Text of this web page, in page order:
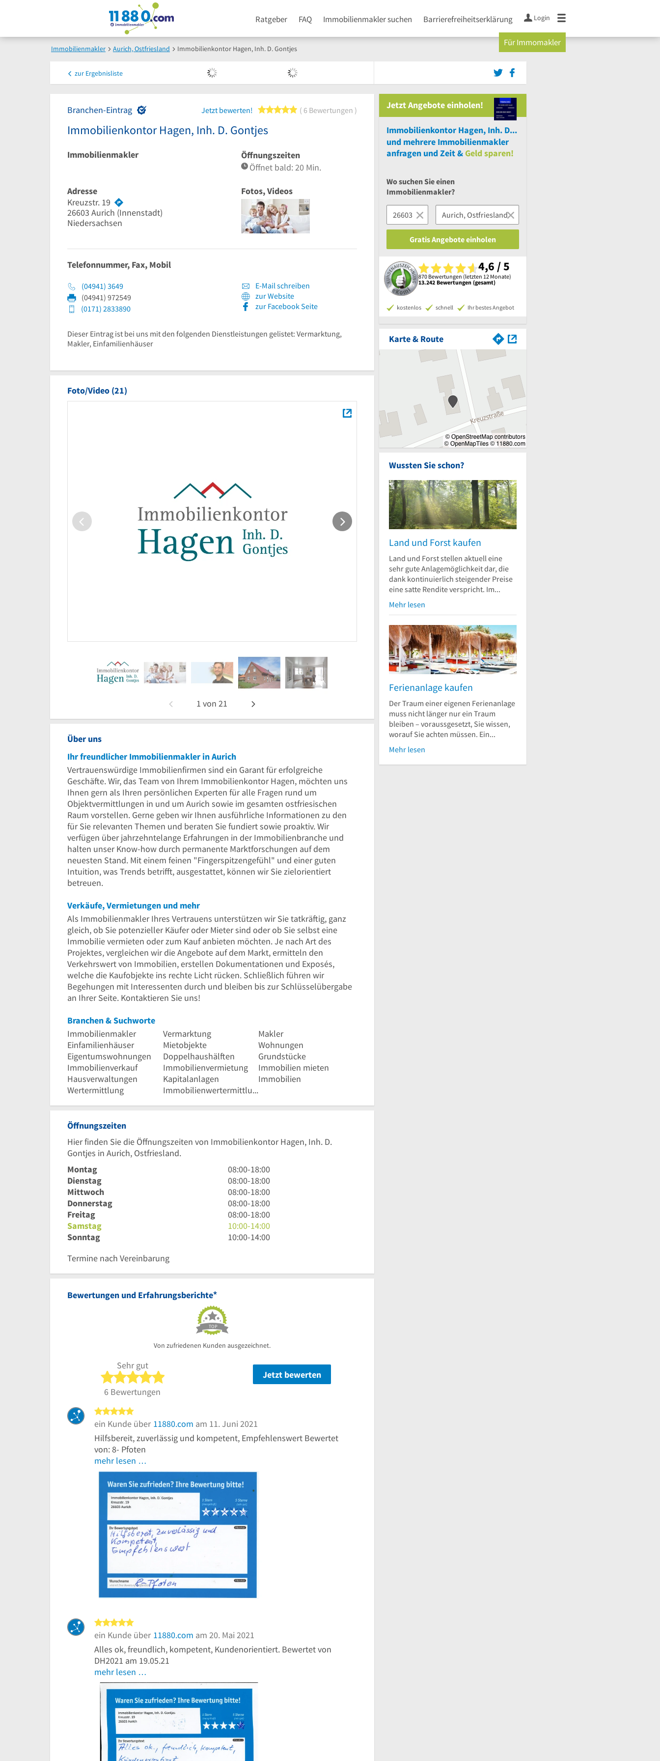
Ratgeber FAQ Immobilienmakler suchen Barrierefreiheitserklärung Login
Für Immomakler
Immobilienmakler Aurich, Ostfriesland Immobilienkontor Hagen, Inh. D. Gontjes
zur Ergebnisliste
Branchen-Eintrag Jetzt bewerten! 5 von 5 Sternen
6 Bewertungen
Immobilienkontor Hagen, Inh. D. Gontjes
Immobilienmakler
Öffnungszeiten
Öffnet bald: 20 Min.
Adresse
Kreuzstr. 19
26603 Aurich (Innenstadt)
Niedersachsen
Fotos, Videos
Telefonnummer, Fax, Mobil
(04941) 3649
(04941) 972549
(0171) 2833890
E-Mail schreiben
zur Website
zur Facebook Seite
Dieser Eintrag ist bei uns mit den folgenden Dienstleistungen gelistet: Vermarktung,
Makler, Einfamilienhäuser
Foto/Video (21)
1 von 21
Über uns
Ihr freundlicher Immobilienmakler in Aurich
Vertrauenswürdige Immobilienfirmen sind ein Garant für erfolgreiche
Geschäfte. Wir, das Team von Ihrem Immobilienkontor Hagen, möchten uns
Ihnen gern als Ihren persönlichen Experten für alle Fragen rund um
Objektvermittlungen in und um Aurich sowie im gesamten ostfriesischen
Raum vorstellen. Gerne geben wir Ihnen ausführliche Informationen zu den
für Sie relevanten Themen und beraten Sie fundiert sowie proaktiv. Wir
verfügen über jahrzehntelange Erfahrungen in der Immobilienbranche und
halten unser Know-how durch permanente Marktforschungen auf dem
neuesten Stand. Mit einem feinen "Fingerspitzengefühl" und einer guten
Intuition, was Trends betrifft, ausgestattet, können wir Sie zielorientiert
betreuen.
Verkäufe, Vermietungen und mehr
Als Immobilienmakler Ihres Vertrauens unterstützen wir Sie tatkräftig, ganz
gleich, ob Sie potenzieller Käufer oder Mieter sind oder ob Sie selbst eine
Immobilie vermieten oder zum Kauf anbieten möchten. Je nach Art des
Projektes, vergleichen wir die Angebote auf dem Markt, ermitteln den
Verkehrswert von Immobilien, erstellen Dokumentationen und Exposés,
welche die Kaufobjekte ins rechte Licht rücken. Schließlich führen wir
Begehungen mit Interessenten durch und bleiben bis zur Schlüsselübergabe
an Ihrer Seite. Kontaktieren Sie uns!
Branchen & Suchworte
Immobilienmakler
Vermarktung
Makler
Einfamilienhäuser
Mietobjekte
Wohnungen
Eigentumswohnungen
Doppelhaushälften
Grundstücke
Immobilienverkauf
Immobilienvermietung
Immobilien mieten
Hausverwaltungen
Kapitalanlagen
Immobilien
Wertermittlung
Immobilienwertermittlung
Öffnungszeiten
Hier finden Sie die Öffnungszeiten von Immobilienkontor Hagen, Inh. D.
Gontjes in Aurich, Ostfriesland.
Montag
8
Uhr
bis
18
Uhr
08:00-18:00
Dienstag
8
Uhr
bis
18
Uhr
08:00-18:00
Mittwoch
8
Uhr
bis
18
Uhr
08:00-18:00
Donnerstag
8
Uhr
bis
18
08:00-18:00
Freitag
8
Uhr
bis
08:00-18:00
Samstag
10
Uhr
10:00-14:00
Sonntag
10
10:00-14:00
Termine nach Vereinbarung
Bewertungen und Erfahrungsberichte*
TOP
Von zufriedenen Kunden ausgezeichnet.
Sehr gut
5 von 5 Sternen
6 Bewertungen
Jetzt bewerten
ein Kunde über 11880.com am 11. Juni 2021
Hilfsbereit, zuverlässig und kompetent, Empfehlenswert Bewertet
von: 8- Pfoten
mehr lesen …
ein Kunde über 11880.com am 20. Mai 2021
Alles ok, freundlich, kompetent, Kundenorientiert. Bewertet von
DH2021 am 19.05.21
mehr lesen …
Jetzt Angebote einholen!
Immobilienkontor Hagen, Inh. D. Gontjes
und mehrere Immobilienmakler
anfragen und Zeit &Geld sparen!
Wo suchen Sie einen
Immobilienmakler?
Gratis Angebote einholen
4,6 / 5
870 Bewertungen (letzten 12 Monate)
13.242 Bewertungen (gesamt)
kostenlos schnell Ihr bestes Angebot
Karte & Route
Wussten Sie schon?
Land und Forst kaufen
Land und Forst stellen aktuell eine
sehr gute Anlagemöglichkeit dar, die
dank kontinuierlich steigender Preise
eine satte Rendite verspricht. Im...
Mehr lesen
Ferienanlage kaufen
Der Traum einer eigenen Ferienanlage
muss nicht länger nur ein Traum
bleiben – voraussgesetzt, Sie wissen,
worauf Sie achten müssen. Ein...
Mehr lesen